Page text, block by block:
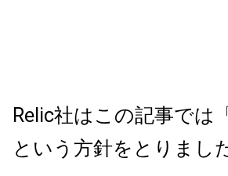
Relic社はこの記事では
という方針をとりまし